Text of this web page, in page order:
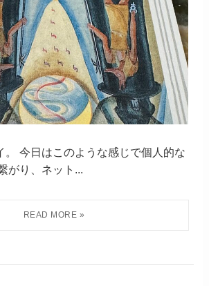
。 今日はこのような感じで個人的な
がり、ネット...